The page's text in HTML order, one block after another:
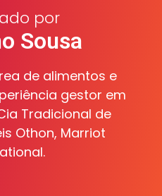
por
Sousa
de alimentos e
gestor em
Tradicional de
Othon, Marriot